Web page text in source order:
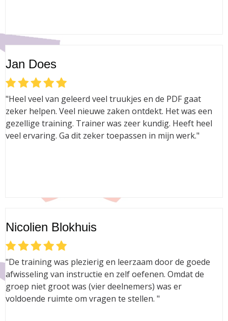
Jan Does
"Heel veel van geleerd veel truukjes en de PDF gaat
zeker helpen. Veel nieuwe zaken ontdekt. Het was een
gezellige training. Trainer was zeer kundig. Heeft heel
veel ervaring. Ga dit zeker toepassen in mijn werk."
Nicolien Blokhuis
"De training was plezierig en leerzaam door de goede
afwisseling van instructie en zelf oefenen. Omdat de
groep niet groot was (vier deelnemers) was er
voldoende ruimte om vragen te stellen. "